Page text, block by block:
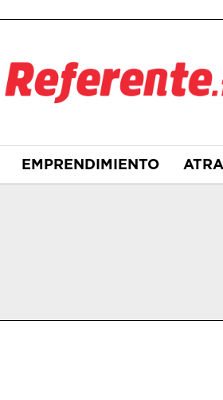
EMPRENDIMIENTO